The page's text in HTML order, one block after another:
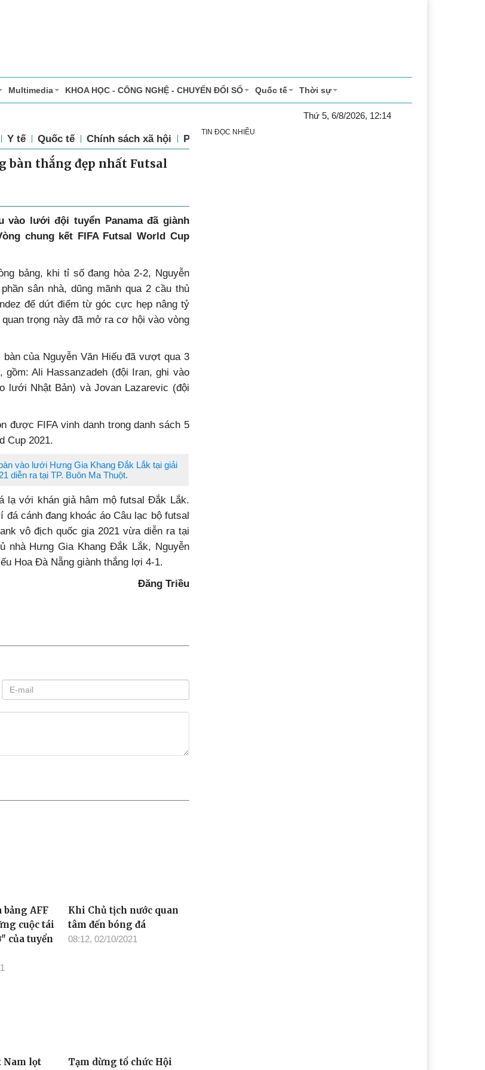
Multimedia KHOA HỌC - CÔNG NGHỆ - CHUYỂN ĐỔI SỐ Quốc tế Thời sự
Thứ 5, 6/8/2026, 12:14
Y tế Quốc tế Chính sách xã hội Pháp luật
bàn thắng đẹp nhất Futsal
vào lưới đội tuyển Panama đã giành
chung kết FIFA Futsal World Cup
bảng, khi tỉ số đang hòa 2-2, Nguyễn
sân nhà, dũng mãnh qua 2 cầu thủ
để dứt điểm từ góc cực hẹp nâng tỷ
trọng này đã mở ra cơ hội vào vòng
của Nguyễn Văn Hiếu đã vượt qua 3
Ali Hassanzadeh (đội Iran, ghi vào
lưới Nhật Bản) và Jovan Lazarevic (đội
được FIFA vinh danh trong danh sách 5
Cup 2021.
vào lưới Hưng Gia Khang Đắk Lắk tại giải
diễn ra tại TP. Buôn Ma Thuột.
lạ với khán giả hâm mộ futsal Đắk Lắk.
cánh đang khoác áo Câu lạc bộ futsal
vô địch quốc gia 2021 vừa diễn ra tại
nhà Hưng Gia Khang Đắk Lắk, Nguyễn
Hoa Đà Nẵng giành thắng lợi 4-1.
Đăng Triều
bảng AFF
cuộc tái
của tuyển
Khi Chủ tịch nước quan
tâm đến bóng đá
08:12, 02/10/2021
Nam lọt Tạm dừng tổ chức Hội
TIN ĐỌC NHIỀU